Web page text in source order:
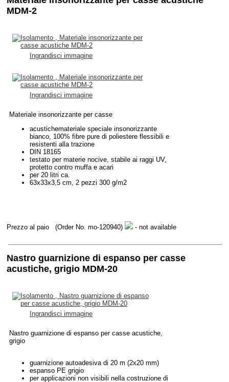
MDM-2
Ingrandisci immagine
Ingrandisci immagine
Materiale insonorizzante per casse
acustichemateriale speciale insonorizzante
bianco, 100% fibre pure di poliestere flessibili e
resistenti alla trazione
DIN 18165
testato per materie nocive, stabile ai raggi UV,
protetto contro muffa e acari
per 20 litri ca.
63x33x3,5 cm, 2 pezzi 300 g/m2
Prezzo al paio (Order No. mo-120940) - not available
Nastro guarnizione di espanso per casse
acustiche, grigio MDM-20
Ingrandisci immagine
Nastro guarnizione di espanso per casse acustiche,
grigio
guarnizione autoadesiva di 20 m (2x20 mm)
espanso PE grigio
per applicazioni non visibili nella costruzione di